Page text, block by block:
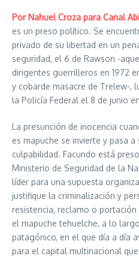
Por Nahuel Croza para Canal
es un preso político. Se
privado de su libertad en un
seguridad, el 6 de Rawson -
dirigentes guerrilleros en 1972
y cobarde masacre de Trelew-,
la Policía Federal el 8 de junio
La presunción de inocencia
es mapuche se invierte y pasa
culpabilidad. Facundo está
Ministerio de Seguridad de la
líder para una supuesta
justifique la criminalización y
resistencia, reclamo o
el mapuche tehuelche, a lo
patagónico, en el que día a día
para el capital multinacional